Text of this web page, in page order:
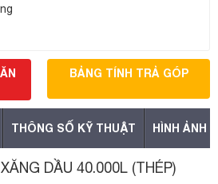
BẢNG TÍNH TRẢ GÓP
THÔNG SỐ KỸ THUẬT HÌNH ẢNH
DẦU 40.000L (THÉP)